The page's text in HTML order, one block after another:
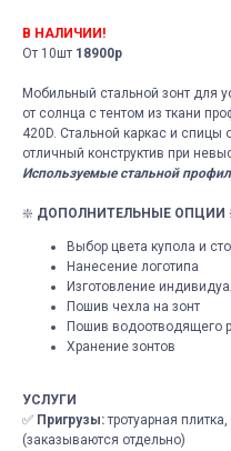
В НАЛИЧИИ!
От 10шт 18900р
Мобильный стальной зонт для
от солнца с тентом из ткани
420D. Стальной каркас и
отличный конструктив при
Используемые стальной
❇️ ДОПОЛНИТЕЛЬНЫЕ ОПЦИИ
Выбор цвета купола и
Нанесение логотипа
Изготовление
Пошив чехла на зонт
Пошив водоотводящего
Хранение зонтов
УСЛУГИ
✅ Пригрузы:тротуарная
(заказываются отдельно)